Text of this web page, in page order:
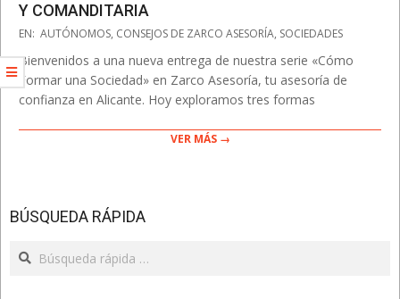
Y COMANDITARIA
2025-
31
EN: AUTÓNOMOS, CONSEJOS DE ZARCO ASESORÍA, SOCIEDADES
Bienvenidos a una nueva entrega de nuestra serie «Cómo
Formar una Sociedad» en Zarco Asesoría, tu asesoría de
confianza en Alicante. Hoy exploramos tres formas
VER MÁS →
BÚSQUEDA RÁPIDA
Search